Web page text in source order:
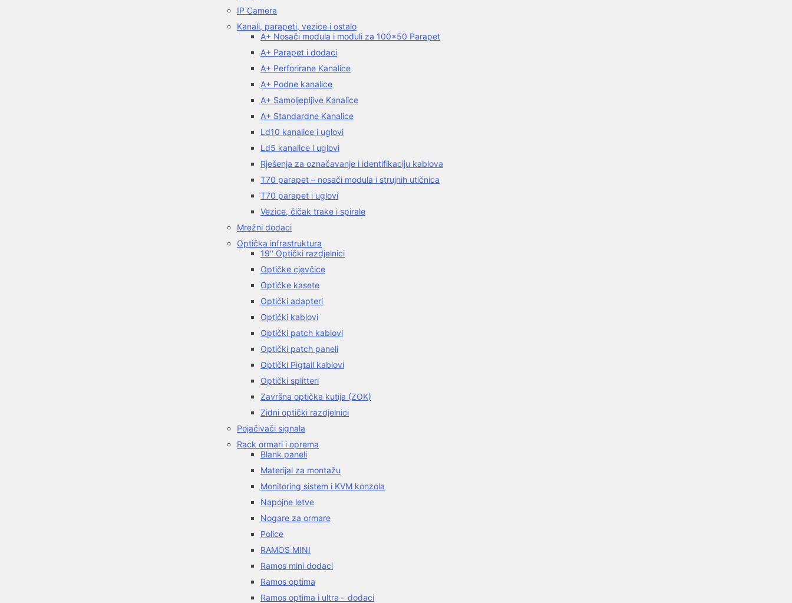
IP Camera
Kanali, parapeti, vezice i ostalo
A+ Nosači modula i moduli za 100×50 Parapet
A+ Parapet i dodaci
A+ Perforirane Kanalice
A+ Podne kanalice
A+ Samoljepljive Kanalice
A+ Standardne Kanalice
Ld10 kanalice i uglovi
Ld5 kanalice i uglovi
Rješenja za označavanje i identifikaciju kablova
T70 parapet – nosači modula i strujnih utičnica
T70 parapet i uglovi
Vezice, čičak trake i spirale
Mrežni dodaci
Optička infrastruktura
19'' Optički razdjelnici
Optičke cjevčice
Optičke kasete
Optički adapteri
Optički kablovi
Optički patch kablovi
Optički patch paneli
Optički Pigtail kablovi
Optički splitteri
Završna optička kutija (ZOK)
Zidni optički razdjelnici
Pojačivači signala
Rack ormari i oprema
Blank paneli
Materijal za montažu
Monitoring sistem i KVM konzola
Napojne letve
Nogare za ormare
Police
RAMOS MINI
Ramos mini dodaci
Ramos optima
Ramos optima i ultra – dodaci